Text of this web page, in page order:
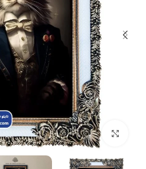
بزرگنمایی تصویر